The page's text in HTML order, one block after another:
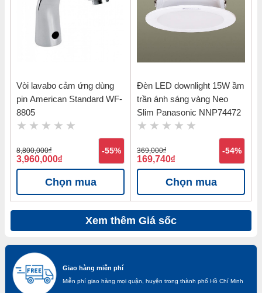
Vòi lavabo cảm ứng dùng
pin American Standard WF-
8805
8,800,000đ
3,960,000đ
-55%
Chọn mua
Đèn LED downlight 15W ầm
trần ánh sáng vàng Neo
Slim Panasonic NNP74472
369,000đ
169,740đ
-54%
Chọn mua
Xem thêm Giá sốc
Giao hàng miễn phí
Miễn phí giao hàng mọi quận, huyện trong thành phố Hồ Chí Minh